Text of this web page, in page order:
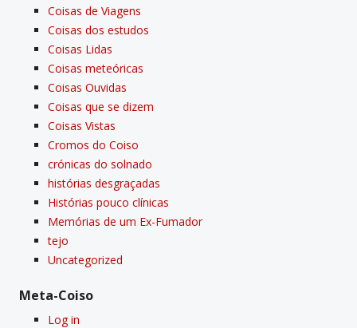
Coisas de Viagens
Coisas dos estudos
Coisas Lidas
Coisas meteóricas
Coisas Ouvidas
Coisas que se dizem
Coisas Vistas
Cromos do Coiso
crónicas do solnado
histórias desgraçadas
Histórias pouco clí­nicas
Memórias de um Ex-Fumador
tejo
Uncategorized
Meta-Coiso
Log in